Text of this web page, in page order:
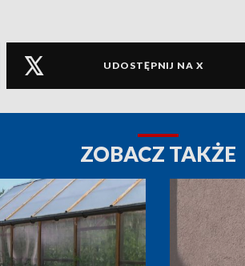
UDOSTĘPNIJ NA X
ZOBACZ TAKŻE